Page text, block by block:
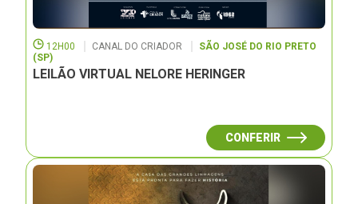
12H00 CANAL DO CRIADOR
SÃO JOSÉ DO RIO PRETO
(SP)
LEILÃO VIRTUAL NELORE HERINGER
CONFERIR